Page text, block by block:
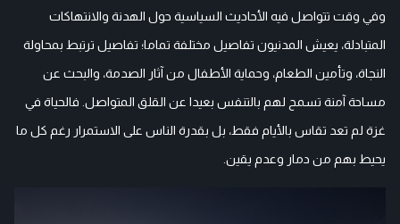
وفي وقت تتواصل فيه الأحاديث السياسية حول الهدنة والانتهاكات
المتبادلة، يعيش المدنيون تفاصيل مختلفة تماما؛ تفاصيل ترتبط بمحاولة
النجاة، وتأمين الطعام، وحماية الأطفال من آثار الصدمة، والبحث عن
مساحة آمنة تسمح لهم بالتنفس بعيدا عن القلق المتواصل. فالحياة في
غزة لم تعد تقاس بالأيام فقط، بل بقدرة الناس على الاستمرار رغم كل ما
يحيط بهم من دمار وعدم يقين.